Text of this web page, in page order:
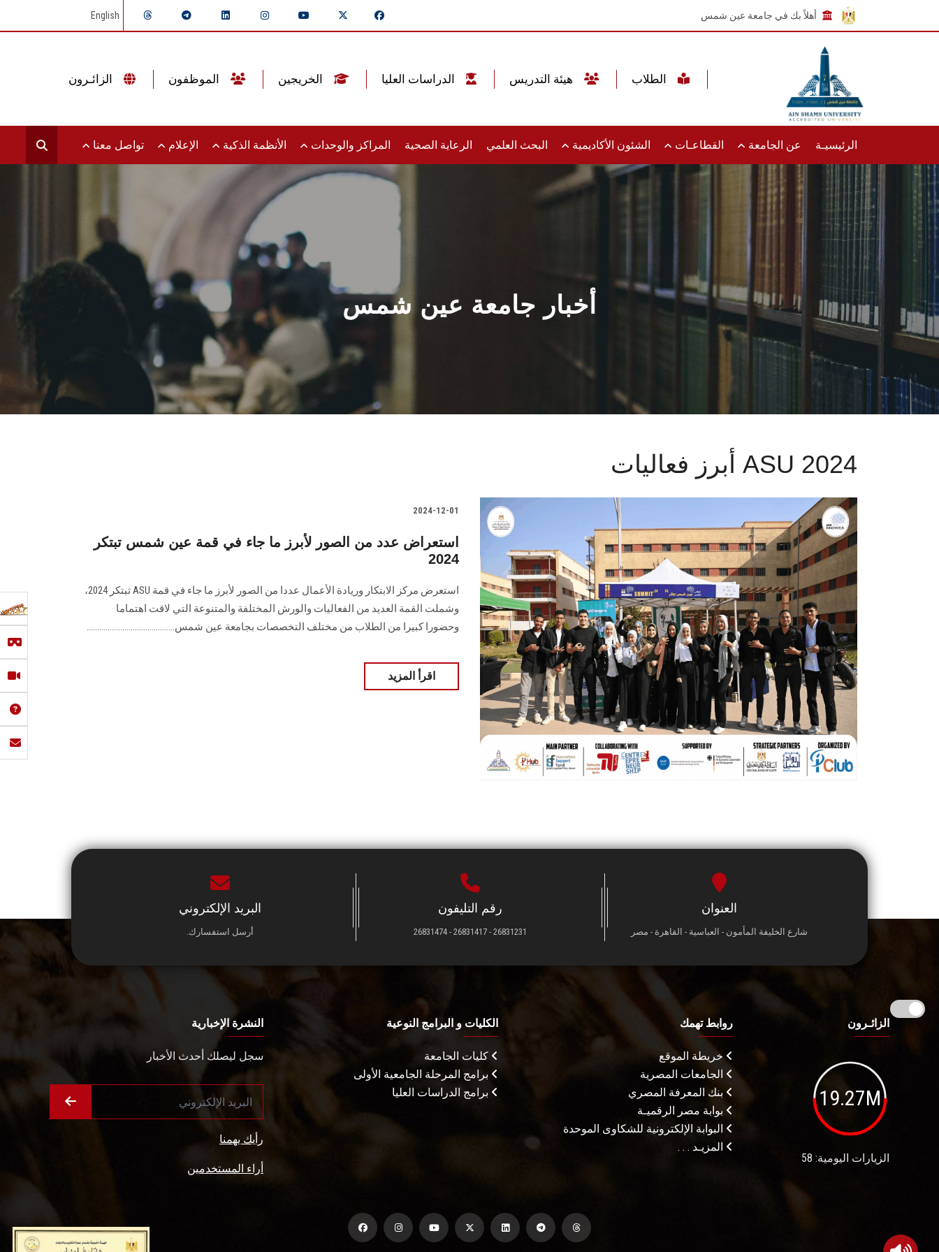
أهلاً بك في جامعة عين شمس English
الرئيسيـة عن الجامعة القطاعـات الشئون الأكاديمية البحث العلمي الرعاية الصحية المراكز والوحدات الأنظمة الذكية الإعلام تواصل معنا
أخبار جامعة عين شمس
أبرز فعاليات ASU 2024
2024-12-01
استعراض عدد من الصور لأبرز ما جاء في قمة عين شمس تبتكر
2024
استعرض مركز الابتكار وريادة الأعمال عددا من الصور لأبرز ما جاء في قمة‎ ASU ‎تبتكر ‏‏2024‏‎،
وشملت القمة العديد من الفعاليات والورش المختلفة والمتنوعة التي لاقت اهتماما
وحضورا كبيرا ‏من الطلاب من مختلف التخصصات بجامعة عين شمس..........................................
اقرأ المزيد
العنوان
شارع الخليفة المأمون - العباسية - القاهرة - مصر
رقم التليفون
26831231 - 26831417 - 26831474
البريد الإلكتروني
أرسل استفسارك.
الزائـرون
19.27M
الزيارات اليومية: 58
روابط تهمك
خريطة الموقع
الجامعات المصرية
بنك المعرفة المصري
بوابة مصر الرقميـة
البوابة الإلكترونية للشكاوى الموحدة
المزيـد . . .
الكليات و البرامج النوعية
كليات الجامعة
برامج المرحلة الجامعية الأولى
برامج الدراسات العليا
النشرة الإخبارية
سجل ليصلك أحدث الأخبار
رأيك يهمنا
أراء المستخدمين